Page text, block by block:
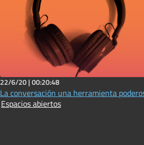
22/6/20 |00:20:48
La conversación una herramienta
Espacios abiertos